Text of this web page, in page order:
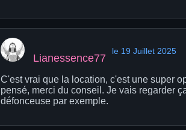
Lianessence77
le 19 Juillet 2025
C'est vrai que la location, c'est une super
pensé, merci du conseil. Je vais regarder
défonceuse par exemple.